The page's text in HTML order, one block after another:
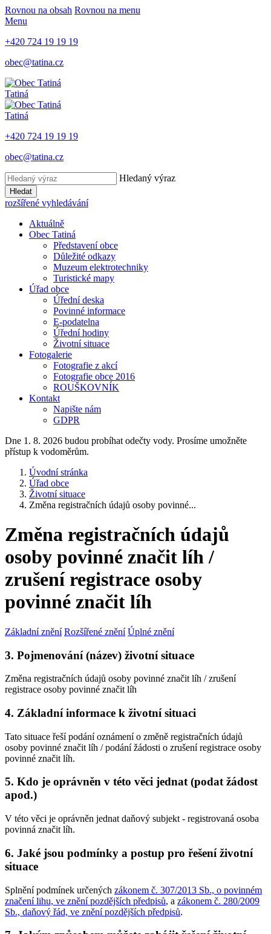
Rovnou na obsah Rovnou na menu
Menu
+420 724 19 19 19
obec@tatina.cz
Tatiná
Tatiná
+420 724 19 19 19
obec@tatina.cz
Hledaný výraz
Hledat
rozšířené vyhledávání
Aktuálně
Obec Tatiná
Představení obce
Důležité odkazy
Muzeum elektrotechniky
Turistické mapy
Úřad obce
Úřední deska
Povinné informace
E-podatelna
Úřední hodiny
Životní situace
Fotogalerie
Fotografie z akcí
Fotografie obce 2016
ROUŠKOVNÍK
Kontakt
Napište nám
GDPR
Dne 1. 8. 2026 budou probíhat odečty vody. Prosíme umožněte
přístup k vodoměrům.
Úvodní stránka
Úřad obce
Životní situace
Změna registračních údajů osoby povinné...
Změna registračních údajů
osoby povinné značit líh /
zrušení registrace osoby
povinné značit líh
Základní znění Rozšířené znění Úplné znění
3. Pojmenování (název) životní situace
Změna registračních údajů osoby povinné značit líh / zrušení
registrace osoby povinné značit líh
4. Základní informace k životní situaci
Tato situace řeší podání oznámení o změně registračních údajů
osoby povinné značit líh / podání žádosti o zrušení registrace osoby
povinné značit líh.
5. Kdo je oprávněn v této věci jednat (podat žádost
apod.)
V této věci je oprávněn jednat daňový subjekt - registrovaná osoba
povinná značit líh.
6. Jaké jsou podmínky a postup pro řešení životní
situace
Splnění podmínek určených zákonem č. 307/2013 Sb., o povinném
značení lihu, ve znění pozdějších předpisů, a zákonem č. 280/2009
Sb., daňový řád, ve znění pozdějších předpisů.